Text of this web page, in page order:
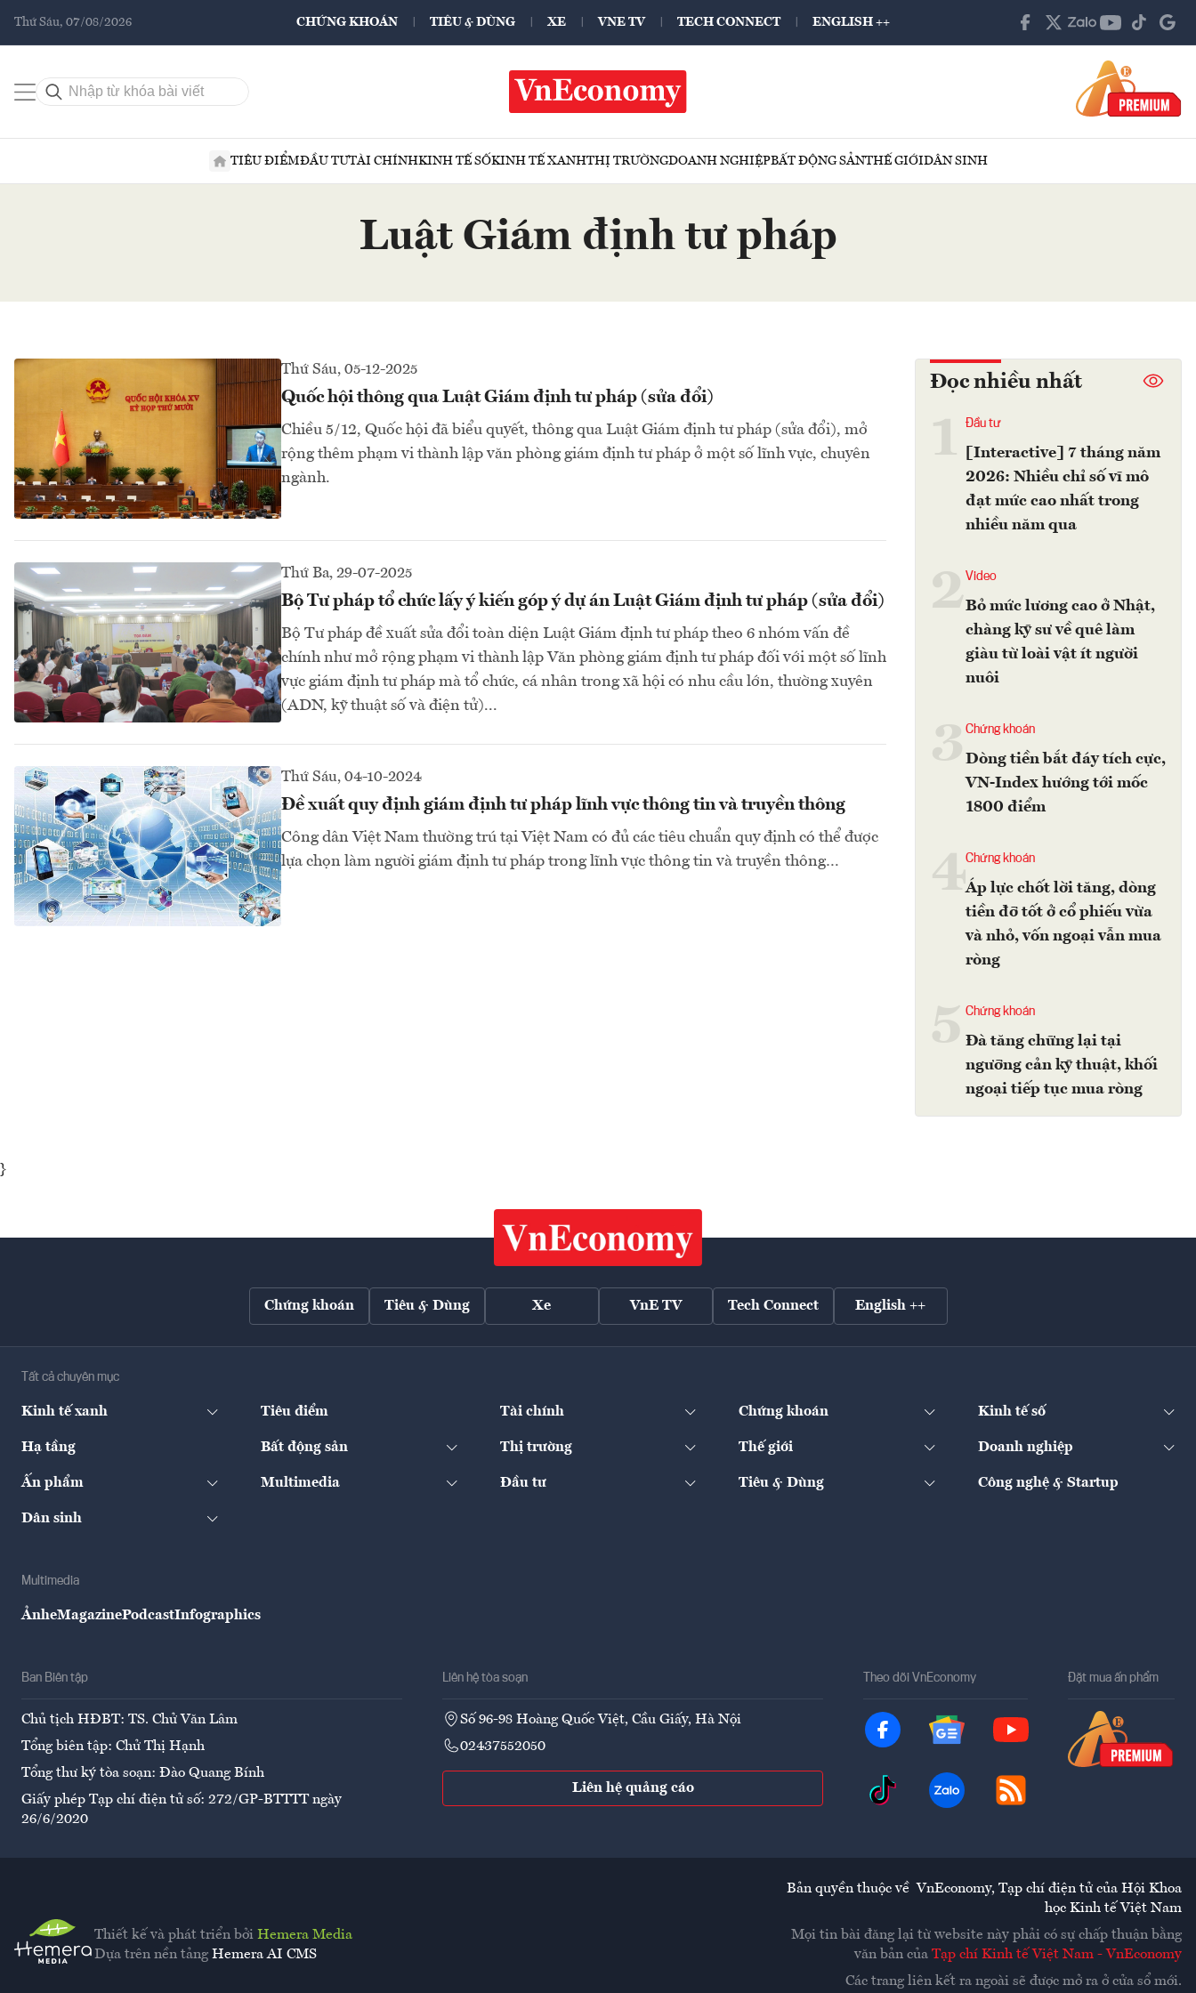
Thứ Sáu, 07/08/2026 CHỨNG KHOÁN TIÊU & DÙNG XE VNE TV TECH CONNECT ENGLISH ++
TIÊU ĐIỂMĐẦU TƯTÀI CHÍNHKINH TẾ SỐKINH TẾ XANHTHỊ TRƯỜNGDOANH NGHIỆPBẤT ĐỘNG SẢNTHẾ GIỚIDÂN SINH
Luật Giám định tư pháp
Thứ Sáu, 05-12-2025
Quốc hội thông qua Luật Giám định tư pháp (sửa đổi)
Chiều 5/12, Quốc hội đã biểu quyết, thông qua Luật Giám định tư pháp (sửa đổi), mở
rộng thêm phạm vi thành lập văn phòng giám định tư pháp ở một số lĩnh vực, chuyên
ngành.
Thứ Ba, 29-07-2025
Bộ Tư pháp tổ chức lấy ý kiến góp ý dự án Luật Giám định tư pháp (sửa đổi)
Bộ Tư pháp đề xuất sửa đổi toàn diện Luật Giám định tư pháp theo 6 nhóm vấn đề
chính như mở rộng phạm vi thành lập Văn phòng giám định tư pháp đối với một số lĩnh
vực giám định tư pháp mà tổ chức, cá nhân trong xã hội có nhu cầu lớn, thường xuyên
(ADN, kỹ thuật số và điện tử)...
Thứ Sáu, 04-10-2024
Đề xuất quy định giám định tư pháp lĩnh vực thông tin và truyền thông
Công dân Việt Nam thường trú tại Việt Nam có đủ các tiêu chuẩn quy định có thể được
lựa chọn làm người giám định tư pháp trong lĩnh vực thông tin và truyền thông…
Đọc nhiều nhất
Đầu tư
[Interactive] 7 tháng năm
2026: Nhiều chỉ số vĩ mô
đạt mức cao nhất trong
nhiều năm qua
2Video
Bỏ mức lương cao ở Nhật,
chàng kỹ sư về quê làm
giàu từ loài vật ít người
nuôi
Chứng khoán
Dòng tiền bắt đáy tích cực,
VN-Index hướng tới mốc
1800 điểm
4Chứng khoán
Áp lực chốt lời tăng, dòng
tiền đỡ tốt ở cổ phiếu vừa
và nhỏ, vốn ngoại vẫn mua
ròng
Chứng khoán
Đà tăng chững lại tại
ngưỡng cản kỹ thuật, khối
ngoại tiếp tục mua ròng
}
Chứng khoán Tiêu & Dùng Xe VnE TV Tech Connect English ++
Tất cả chuyên mục
Kinh tế xanh Tiêu điểm Tài chính Chứng khoán Kinh tế số
Hạ tầng Bất động sản Thị trường Thế giới Doanh nghiệp
Ấn phẩm Multimedia Đầu tư Tiêu & Dùng Công nghệ & Startup
Dân sinh
Multimedia
ẢnheMagazinePodcastInfographics
Ban Biên tập
Chủ tịch HĐBT: TS. Chử Văn Lâm
Tổng biên tập: Chử Thị Hạnh
Tổng thư ký tòa soạn: Đào Quang Bính
Giấy phép Tạp chí điện tử số: 272/GP-BTTTT ngày
26/6/2020
Liên hệ tòa soạn
Số 96-98 Hoàng Quốc Việt, Cầu Giấy, Hà Nội
02437552050
Liên hệ quảng cáo
Theo dõi VnEconomy Đặt mua ấn phẩm
Thiết kế và phát triển bởi Hemera Media
Dựa trên nền tảng Hemera AI CMS
Bản quyền thuộc về VnEconomy, Tạp chí điện tử của Hội Khoa
học Kinh tế Việt Nam
Mọi tin bài đăng lại từ website này phải có sự chấp thuận bằng
văn bản của Tạp chí Kinh tế Việt Nam - VnEconomy
Các trang liên kết ra ngoài sẽ được mở ra ở cửa sổ mới.